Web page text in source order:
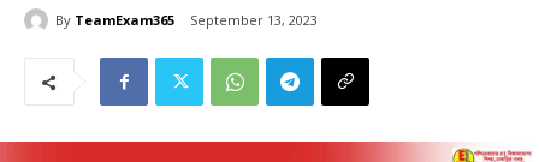
By TeamExam365 September 13, 2023